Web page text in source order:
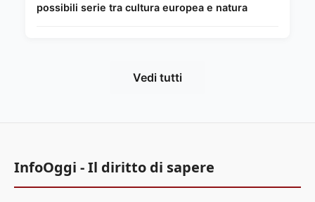
possibili serie tra cultura europea e natura
Vedi tutti
InfoOggi - Il diritto di sapere